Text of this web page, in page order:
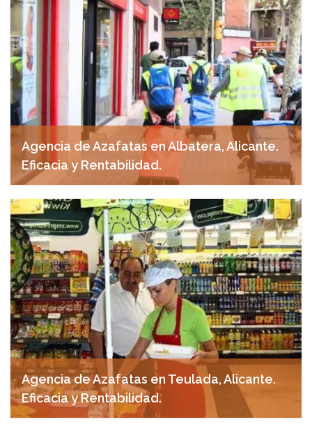
Agencia de Azafatas en Albatera, Alicante.
Eficacia y Rentabilidad.
noviembre 7, 2024
Agencia de Azafatas en Teulada, Alicante.
Eficacia y Rentabilidad.